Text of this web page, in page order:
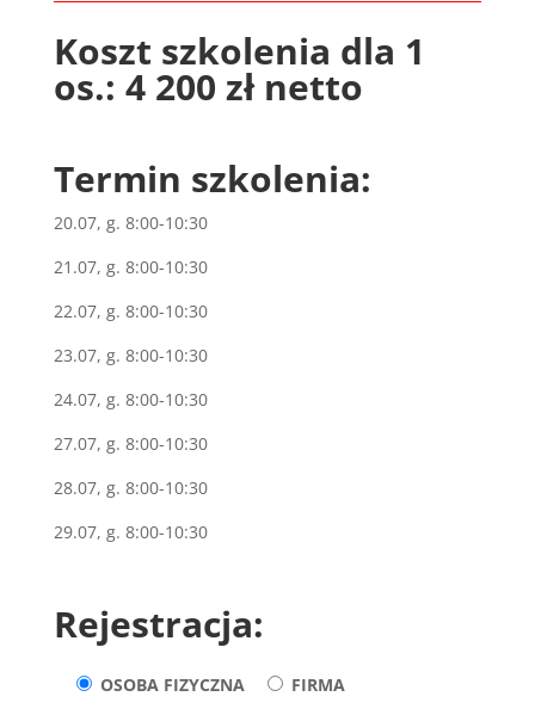
Koszt szkolenia dla 1
os.: 4 200 zł netto
Termin szkolenia:
20.07, g. 8:00-10:30
21.07, g. 8:00-10:30
22.07, g. 8:00-10:30
23.07, g. 8:00-10:30
24.07, g. 8:00-10:30
27.07, g. 8:00-10:30
28.07, g. 8:00-10:30
29.07, g. 8:00-10:30
Rejestracja:
OSOBA FIZYCZNA
FIRMA